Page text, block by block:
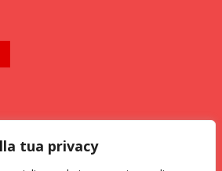
tua privacy